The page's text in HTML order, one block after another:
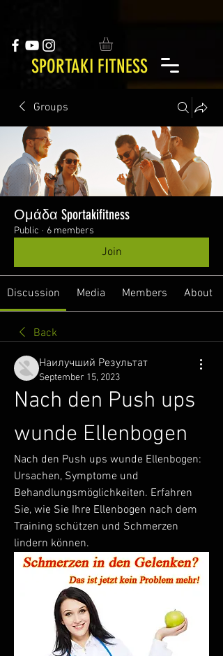
SPORTAKI FITNESS
Groups
Ομάδα Sportakifitness
Public · 6 members
Join
Discussion Media Members About
Back
Наилучший Результат
September 15, 2023
Nach den Push ups
wunde Ellenbogen
Nach den Push ups wunde Ellenbogen:
Ursachen, Symptome und
Behandlungsmöglichkeiten. Erfahren
Sie, wie Sie Ihre Ellenbogen nach dem
Training schützen und Schmerzen
lindern können.